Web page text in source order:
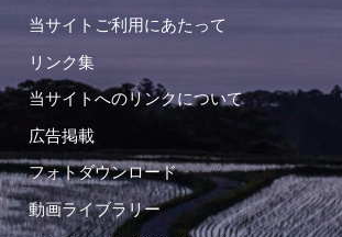
当サイトご利用にあたって
リンク集
当サイトへのリンクについて
広告掲載
フォトダウンロード
動画ライブラリー